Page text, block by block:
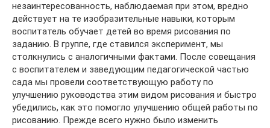
незаинтересованность, наблюдаемая при этом, вредно
действует на те изобразительные навыки, которым
воспитатель обучает детей во время рисования по
заданию. В группе, где ставился эксперимент, мы
столкнулись с аналогичными фактами. После совещания
с воспитателем и заведующим педагогической частью
сада мы провели соответствующую работу по
улучшению руководства этим видом рисования и быстро
убедились, как это помогло улучшению общей работы по
рисованию. Прежде всего нужно было изменить